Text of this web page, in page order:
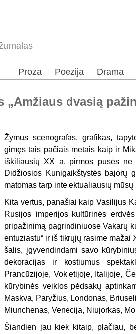
Proza Poezija Drama
„Amžiaus dvasią
Žymus scenografas, grafikas,
gimęs tais pačiais metais kaip ir
iškiliausių XX a. pirmos pusės
Didžiosios Kunigaikštystės bajorų
matomas tarp intelektualiausių mūsų
Kita vertus, panašiai kaip Vasilijus
Rusijos imperijos kultūrinės
pripažinimą pagrindiniuose Vakarų
entuziastu“ ir iš tikrųjų rasime
šalis, įgyvendindami savo
dekoracijas ir kostiumus
Prancūzijoje, Vokietijoje, Italijoje,
kūrybinės veiklos pėdsakų
Maskva, Paryžius, Londonas,
Miunchenas, Venecija, Niujorkas,
Šiandien jau kiek kitaip, plačiau,